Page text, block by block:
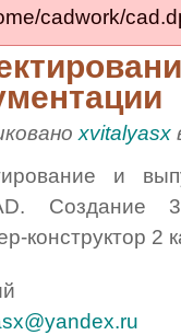
cadwork/
xvitalyasx
и
Создание
конструктор 2